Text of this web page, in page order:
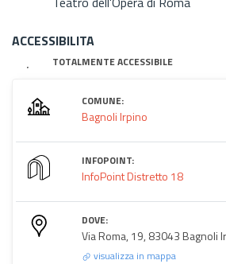
ACCESSIBILITA
TOTALMENTE ACCESSIBILE
COMUNE:
Bagnoli Irpino
INFOPOINT:
InfoPoint Distretto 18
DOVE:
Via Roma, 19, 83043 Bagnoli
visualizza in mappa